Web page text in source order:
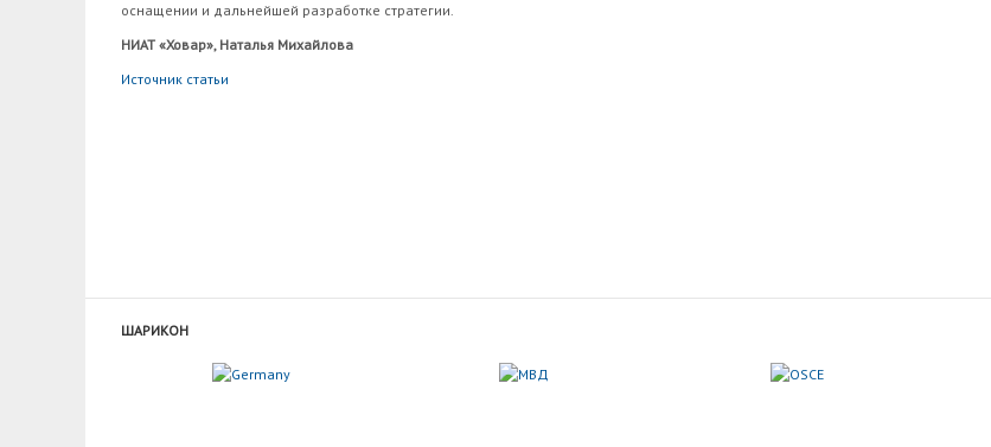
оснащении и дальнейшей разработке стратегии.
НИАТ «Ховар», Наталья Михайлова
Источник статьи
ШАРИКОН